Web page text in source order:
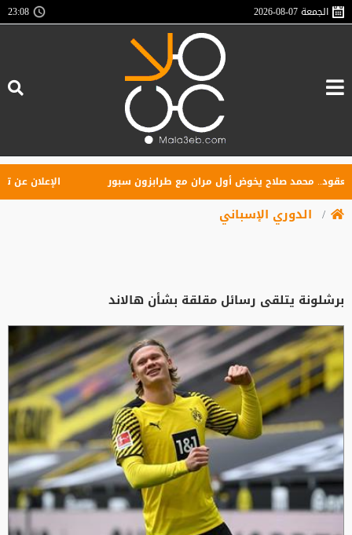
الجمعة2026-08-07
23:08
محمد صلاح يخوض أول مران مع طرابزون سبور الإعلان عن
الدوري الإسباني
برشلونة يتلقى رسائل مقلقة بشأن هالاند